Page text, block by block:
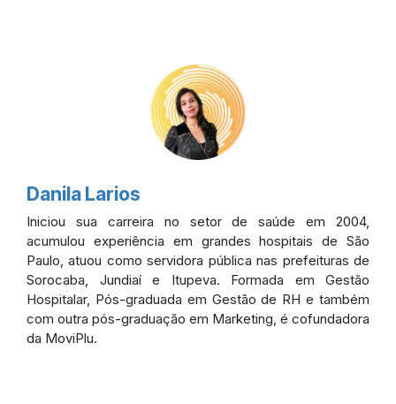
Danila Larios
Iniciou sua carreira no setor de saúde em 2004,
acumulou experiência em grandes hospitais de São
Paulo, atuou como servidora pública nas prefeituras de
Sorocaba, Jundiaí e Itupeva. Formada em Gestão
Hospitalar, Pós-graduada em Gestão de RH e também
com outra pós-graduação em Marketing, é cofundadora
da MoviPlu.